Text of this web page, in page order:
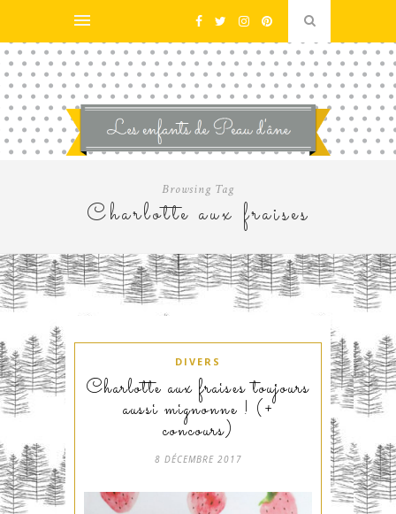
Browsing Tag
Charlotte aux fraises
DIVERS
Charlotte aux fraises toujours
aussi mignonne ! (+
concours)
8 DÉCEMBRE 2017